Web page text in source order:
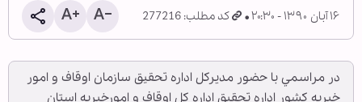
۱۶ آبان ۱۳۹۰ - ۲۰:۳۰ کد مطلب: 277216
در مراسمي با حضور مديرکل اداره تحقيق سازمان اوقاف و امور
خيريه کشور اداره تحقيق اداره کل اوقاف و امورخيريه استان